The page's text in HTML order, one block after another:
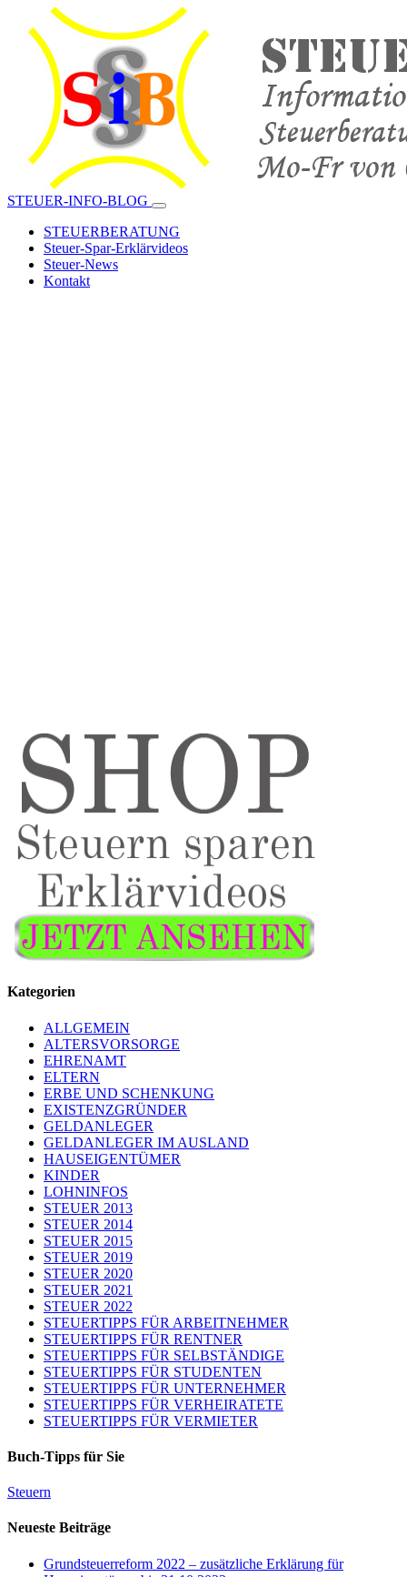
STEUER-INFO-BLOG
STEUERBERATUNG
Steuer-Spar-Erklärvideos
Steuer-News
Kontakt
Kategorien
ALLGEMEIN
ALTERSVORSORGE
EHRENAMT
ELTERN
ERBE UND SCHENKUNG
EXISTENZGRÜNDER
GELDANLEGER
GELDANLEGER IM AUSLAND
HAUSEIGENTÜMER
KINDER
LOHNINFOS
STEUER 2013
STEUER 2014
STEUER 2015
STEUER 2019
STEUER 2020
STEUER 2021
STEUER 2022
STEUERTIPPS FÜR ARBEITNEHMER
STEUERTIPPS FÜR RENTNER
STEUERTIPPS FÜR SELBSTÄNDIGE
STEUERTIPPS FÜR STUDENTEN
STEUERTIPPS FÜR UNTERNEHMER
STEUERTIPPS FÜR VERHEIRATETE
STEUERTIPPS FÜR VERMIETER
Buch-Tipps für Sie
Steuern
Neueste Beiträge
Grundsteuerreform 2022 – zusätzliche Erklärung für